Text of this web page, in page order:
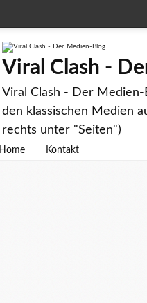
Viral Clash -
Viral Clash - Der
den klassischen Medien
rechts unter "Seiten")
Home Kontakt